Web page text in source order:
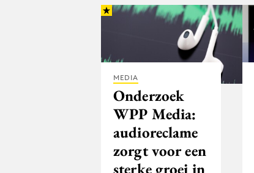
MEDIA
Onderzoek
WPP Media:
audioreclame
zorgt voor een
sterke groei in